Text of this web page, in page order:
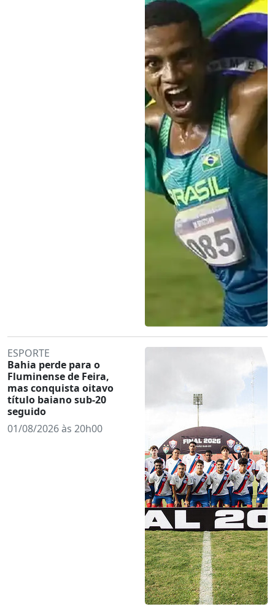
ESPORTE
Bahia perde para o
Fluminense de Feira,
mas conquista oitavo
título baiano sub-20
seguido
01/08/2026 às 20h00